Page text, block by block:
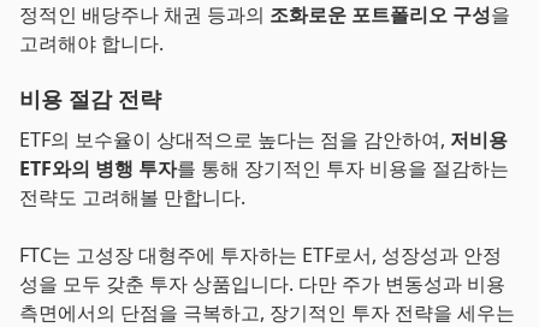
정적인 배당주나 채권 등과의 조화로운 포트폴리오 구성을
고려해야 합니다.
비용 절감 전략
ETF의 보수율이 상대적으로 높다는 점을 감안하여, 저비용
ETF와의 병행 투자를 통해 장기적인 투자 비용을 절감하는
전략도 고려해볼 만합니다.
FTC는 고성장 대형주에 투자하는 ETF로서, 성장성과 안정
성을 모두 갖춘 투자 상품입니다. 다만 주가 변동성과 비용
측면에서의 단점을 극복하고, 장기적인 투자 전략을 세우는